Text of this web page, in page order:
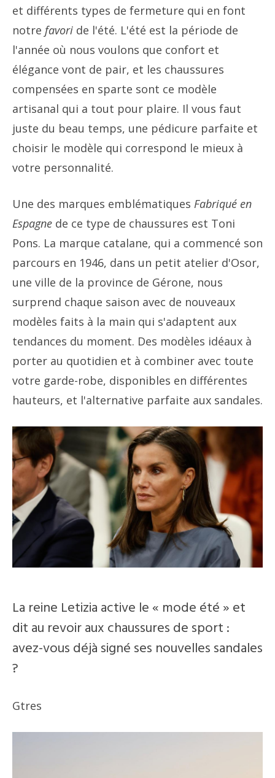
et différents types de fermeture qui en font
notre favori de l'été. L'été est la période de
l'année où nous voulons que confort et
élégance vont de pair, et les chaussures
compensées en sparte sont ce modèle
artisanal qui a tout pour plaire. Il vous faut
juste du beau temps, une pédicure parfaite et
choisir le modèle qui correspond le mieux à
votre personnalité.
Une des marques emblématiques Fabriqué en
Espagne de ce type de chaussures est Toni
Pons. La marque catalane, qui a commencé son
parcours en 1946, dans un petit atelier d'Osor,
une ville de la province de Gérone, nous
surprend chaque saison avec de nouveaux
modèles faits à la main qui s'adaptent aux
tendances du moment. Des modèles idéaux à
porter au quotidien et à combiner avec toute
votre garde-robe, disponibles en différentes
hauteurs, et l'alternative parfaite aux sandales.
La reine Letizia active le « mode été » et
dit au revoir aux chaussures de sport :
avez-vous déjà signé ses nouvelles sandales
?
Gtres